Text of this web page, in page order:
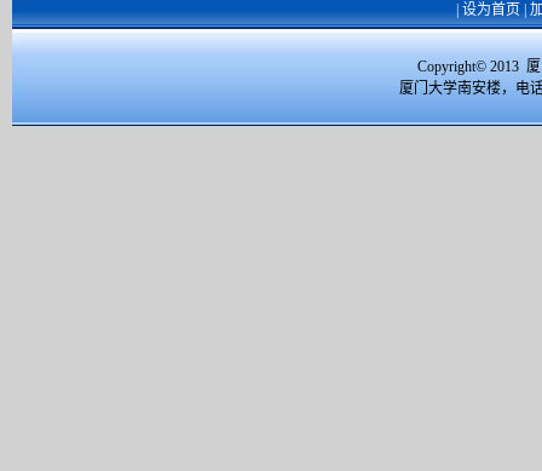
设为首页
Copyright© 2013
厦门大学南安楼，电